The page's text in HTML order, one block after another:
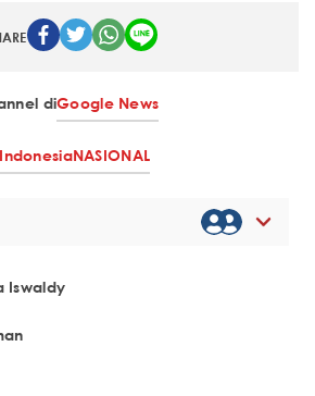
diGoogle News
IndonesiaNASIONAL
Iswaldy